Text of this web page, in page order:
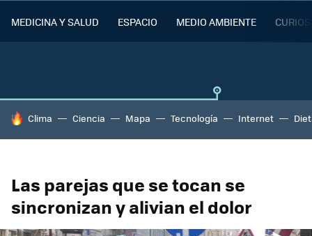
MEDICINA Y SALUD ESPACIO MEDIO AMBIENTE
HOY SE HABLA DE
Clima Ciencia Mapa Tecnología Internet
Las parejas que se tocan se
sincronizan y alivian el dolor